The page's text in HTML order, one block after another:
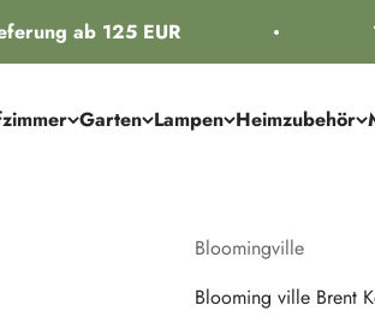
ab 125 EUR
Garten Lampen Heimzubehör
Bloomingville
Blooming ville Brent